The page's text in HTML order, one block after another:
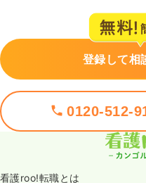
登録して相
0120-512-
看護roo!転職とは